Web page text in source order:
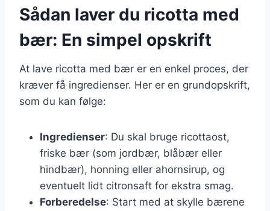
Sådan laver du ricotta med
bær: En simpel opskrift
At lave ricotta med bær er en enkel proces, der
kræver få ingredienser. Her er en grundopskrift,
som du kan følge:
Ingredienser: Du skal bruge ricottaost,
friske bær (som jordbær, blåbær eller
hindbær), honning eller ahornsirup, og
eventuelt lidt citronsaft for ekstra smag.
Forberedelse: Start med at skylle bærene